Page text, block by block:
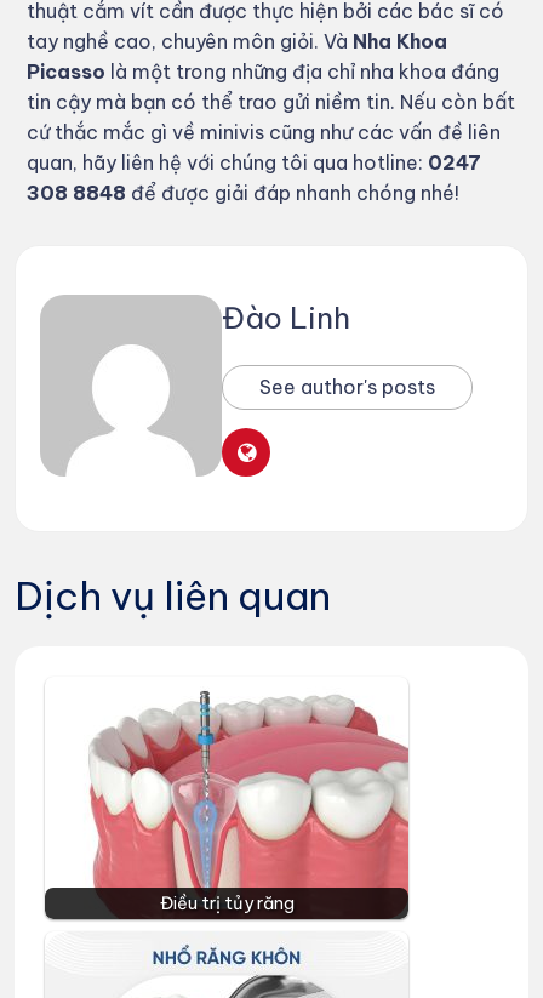
thuật cắm vít cần được thực hiện bởi các bác sĩ có
tay nghề cao, chuyên môn giỏi. Và Nha Khoa
Picasso là một trong những địa chỉ nha khoa đáng
tin cậy mà bạn có thể trao gửi niềm tin. Nếu còn bất
cứ thắc mắc gì về minivis cũng như các vấn đề liên
quan, hãy liên hệ với chúng tôi qua hotline: 0247
308 8848 để được giải đáp nhanh chóng nhé!
Đào Linh
See author's posts
Dịch vụ liên quan
Điều trị tủy răng